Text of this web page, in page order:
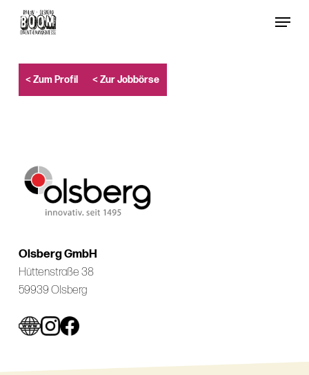
content
Menu
< Zum Profil < Zur Jobbörse
Olsberg GmbH
Hüttenstraße 38
59939 Olsberg